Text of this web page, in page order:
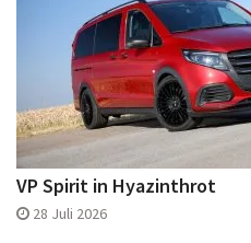
VP Spirit in Hyazinthrot
28 Juli 2026